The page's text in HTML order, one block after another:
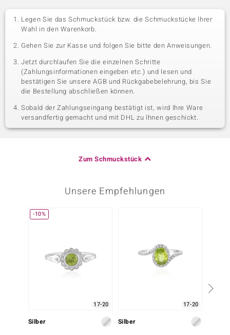
Legen Sie das Schmuckstück bzw. die Schmuckstücke Ihrer
Wahl in den Warenkorb.
Gehen Sie zur Kasse und folgen Sie bitte den Anweisungen.
Jetzt durchlaufen Sie die einzelnen Schritte
(Zahlungsinformationen eingeben etc.) und lesen und
bestätigen Sie unsere AGB und Rückgabebelehrung, bis Sie
die Bestellung abschließen können.
Sobald der Zahlungseingang bestätigt ist, wird Ihre Ware
versandfertig gemacht und mit DHL zu Ihnen geschickt.
Zum Schmuckstück
Unsere Empfehlungen
-10%
17-20
Silber
17-20
Silber